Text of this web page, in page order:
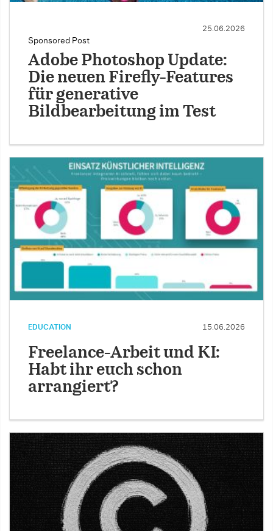
Sponsored Post
25.06.2026
Adobe Photoshop Update:
Die neuen Firefly-Features
für generative
Bildbearbeitung im Test
EDUCATION 15.06.2026
Freelance-Arbeit und KI:
Habt ihr euch schon
arrangiert?